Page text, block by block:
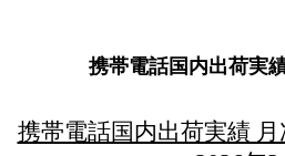
携帯電話国内出荷実
携帯電話国内出荷実績 月